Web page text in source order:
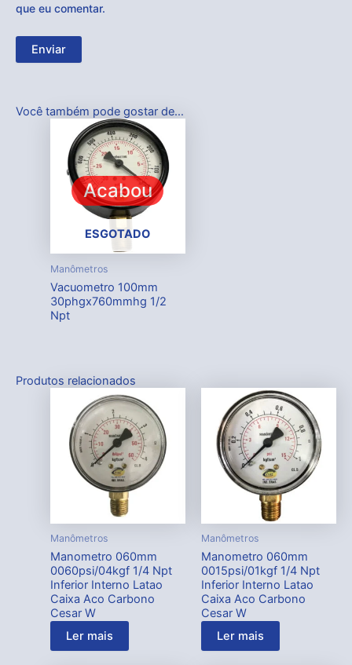
que eu comentar.
Você também pode gostar de…
Acabou
ESGOTADO
Manômetros
Vacuometro 100mm
30phgx760mmhg 1/2
Npt
Produtos relacionados
Manômetros
Manometro 060mm
0060psi/04kgf 1/4 Npt
Inferior Interno Latao
Caixa Aco Carbono
Cesar W
Ler mais
Manômetros
Manometro 060mm
0015psi/01kgf 1/4 Npt
Inferior Interno Latao
Caixa Aco Carbono
Cesar W
Ler mais